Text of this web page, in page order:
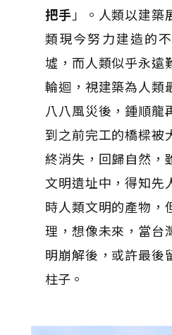
把手 」。人類以建築
類現今努力建造的
墟，而人類似乎永遠
輪迴，視建築為人類
八八風災後，鍾順龍
到之前完工的橋樑被
終消失，回歸自然，
文明遺址中，得知先
時人類文明的產物，
理，想像未來，當台
明崩解後，或許最後
柱子。